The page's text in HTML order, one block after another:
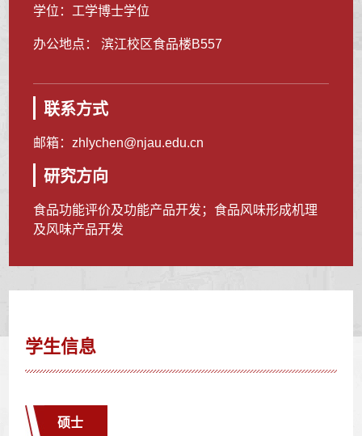
学位：工学博士学位
办公地点： 滨江校区食品楼B557
联系方式
邮箱： zhlychen@njau.edu.cn
研究方向
食品功能评价及功能产品开发；食品风味形成机理
及风味产品开发
学生信息
硕士